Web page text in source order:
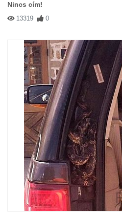
Nincs cím!
13319 0